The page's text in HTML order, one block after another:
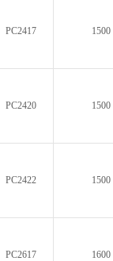
PC2417 1500
PC2420 1500
PC2422 1500
PC2617 1600